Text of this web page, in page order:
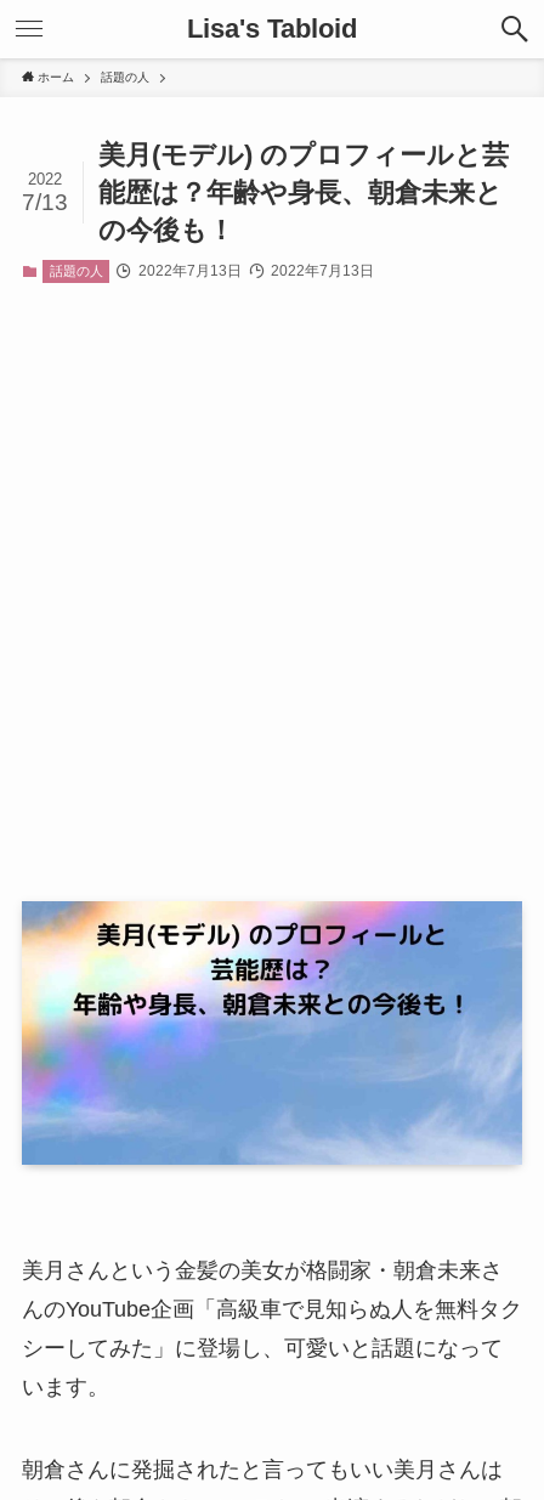
Lisa's Tabloid
ホーム 話題の人
美月(モデル) のプロフィールと芸
能歴は？年齢や身長、朝倉未来と
の今後も！
2022
7/13
話題の人 2022年7月13日 2022年7月13日
美月さんという金髪の美女が格闘家・朝倉未来さ
んのYouTube企画「高級車で見知らぬ人を無料タク
シーしてみた」に登場し、可愛いと話題になって
います。
朝倉さんに発掘されたと言ってもいい美月さんは